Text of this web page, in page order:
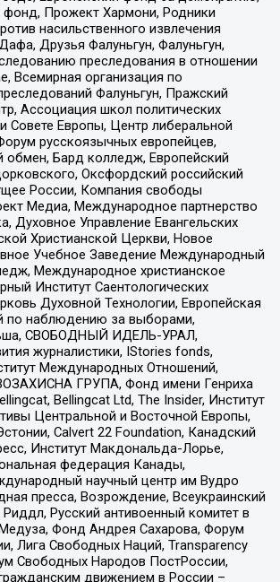
Прожект Хармони, Родники
насильственного извлечения
Друзья Фалуньгун, Фалуньгун,
преследования в отношении
Всемирная организация по
Фалуньгун, Пражский
Ассоциация школ политических
Совете Европы, Центр либеральной
русскоязычных европейцев,
обмен, Бард колледж, Европейский
Оксфордский российский
России, Компания свободы
Медиа, Международное партнерство
Духовное Управление Евангельских
Христианской Церкви, Новое
Учебное Заведение Международный
Международное христианское
Институт Саентологических
Духовной Технологии, Европейская
по наблюдению за выборами,
СВОБОДНЫЙ ИДЕЛЬ-УРАЛ,
журналистики, IStories fonds,
Международных Отношений,
ГРУПА, Фонд имени Генриха
Bellingcat Ltd, The Insider, Институт
Центральной и Восточной Европы,
Calvert 22 Foundation, Канадский
Институт Макдональда-Лорье,
федерация Канады,
научный центр им Вудро
пресса, Возрождение, Всеукраинский
Русский антивоенный комитет в
Фонд Андрея Сахарова, Форум
Лига Свободных Наций, Transparеncy
Свободных Народов ПостРоссии,
движением в России –